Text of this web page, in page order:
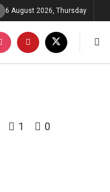
6 August 2026, Thursday
1 0